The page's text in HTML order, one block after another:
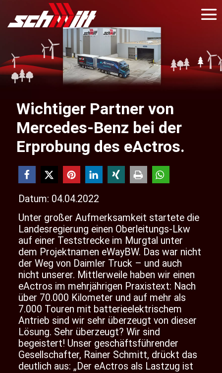
Wichtiger Partner von
Mercedes-Benz bei der
Erprobung des eActros.
Datum: 04.04.2022
Unter großer Aufmerksamkeit startete die
Landesregierung einen Oberleitungs-Lkw
auf einer Teststrecke im Murgtal unter
dem Projektnamen eWayBW. Das war nicht
der Weg von Daimler Truck – und auch
nicht unserer. Mittlerweile haben wir einen
eActros im mehrjährigen Praxistext: Nach
über 70.000 Kilometer und auf mehr als
7.000 Touren mit batterieelektrischem
Antrieb sind wir sehr überzeugt von dieser
Lösung. Sehr überzeugt? Wir sind
begeistert! Unser geschäftsführender
Gesellschafter, Rainer Schmitt, drückt das
deutlich aus: „Der eActros als Lastzug ist